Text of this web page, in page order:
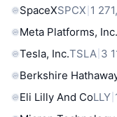
SpaceXSPCX 1
Meta Platforms, Inc.
Tesla, Inc.TSLA 3
Berkshire
Eli Lilly And CoLLY